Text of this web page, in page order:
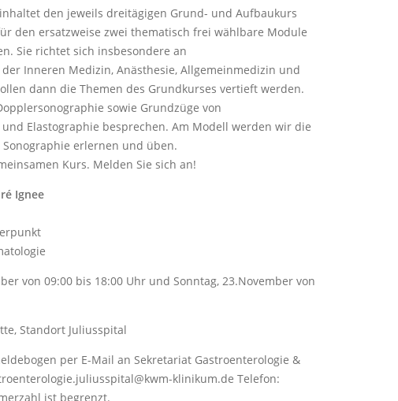
den jeweils dreitägigen Grund- und Aufbaukurs
den ersatzweise zwei thematisch frei wählbare Module
Sie richtet sich insbesondere an
Inneren Medizin, Anästhesie, Allgemeinmedizin und
dann die Themen des Grundkurses vertieft werden.
sowie Grundzüge von
Elastographie besprechen. Am Modell werden wir die
erlernen und üben.
Kurs. Melden Sie sich an!
Ignee
von 09:00 bis 18:00 Uhr und Sonntag, 23.November von
Standort Juliusspital
per E-Mail an Sekretariat Gastroenterologie &
klinikum.de Telefon:
ist begrenzt.